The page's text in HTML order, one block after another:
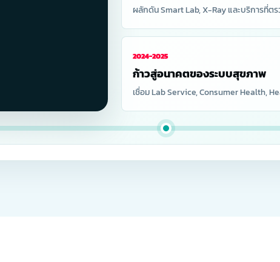
ผลักดัน Smart Lab, X-Ray และบริการที่ต
2024-2025
ก้าวสู่อนาคตของระบบสุขภาพ
เชื่อม Lab Service, Consumer Health,